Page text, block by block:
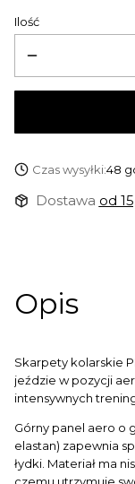
Ilość
Czas wysyłki:48
Dostawa od
Opis
Skarpety kolarskie
jeździe w pozycji
intensywnych
Górny panel aero o
elastan) zapewnia
łydki. Materiał ma
czemu utrzymuje